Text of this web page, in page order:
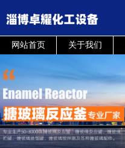
网站首页 关于我们